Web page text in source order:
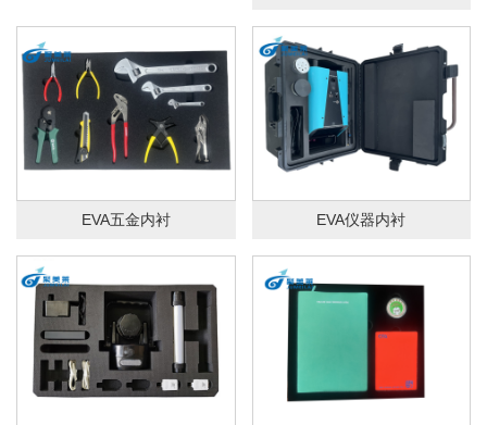
EVA五金内衬 EVA仪器内衬